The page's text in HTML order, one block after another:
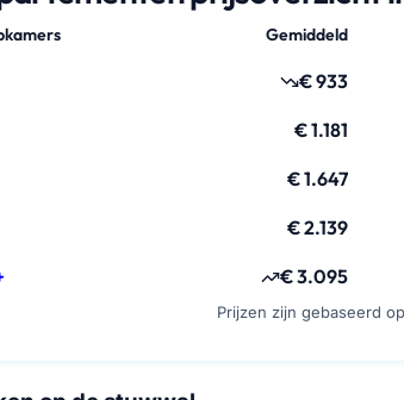
Gemiddeld
€ 933
€ 1.181
€ 1.647
€ 2.139
€ 3.095
Prijzen zijn gebaseerd